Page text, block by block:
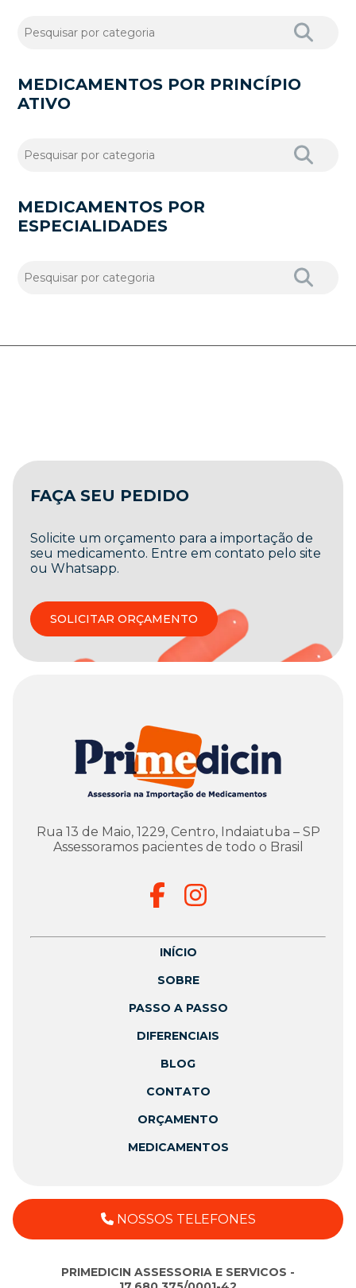
MEDICAMENTOS POR PRINCÍPIO
ATIVO
MEDICAMENTOS POR
ESPECIALIDADES
FAÇA SEU PEDIDO
Solicite um orçamento para a importação de
seu medicamento. Entre em contato pelo site
ou Whatsapp.
SOLICITAR ORÇAMENTO
Rua 13 de Maio, 1229, Centro, Indaiatuba – SP
Assessoramos pacientes de todo o Brasil
INÍCIO
SOBRE
PASSO A PASSO
DIFERENCIAIS
BLOG
CONTATO
ORÇAMENTO
MEDICAMENTOS
NOSSOS TELEFONES
PRIMEDICIN ASSESSORIA E SERVICOS -